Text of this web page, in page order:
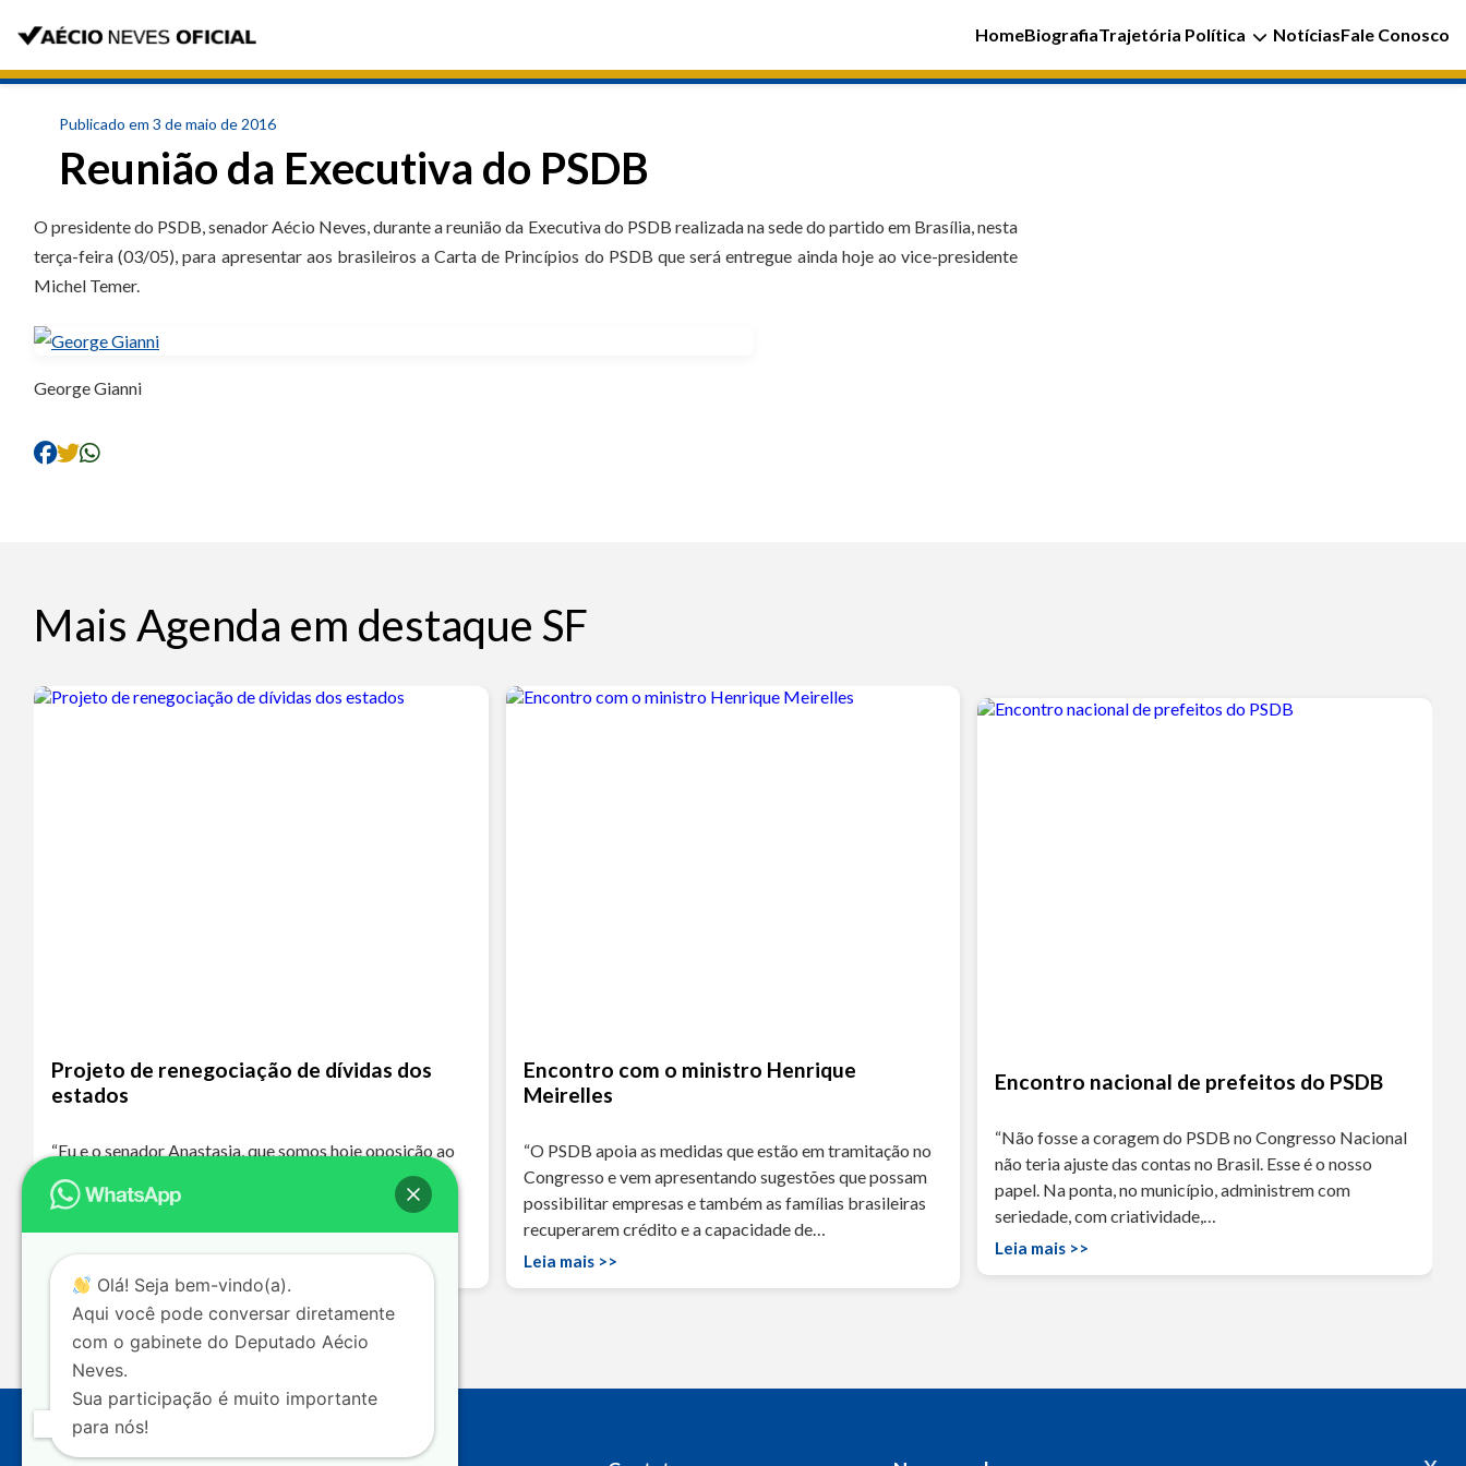
HomeBiografiaTrajetória Política NotíciasFale Conosco
Publicado em 3 de maio de 2016
Reunião da Executiva do PSDB
O presidente do PSDB, senador Aécio Neves, durante a reunião da Executiva do PSDB realizada na sede do partido em Brasília, nesta
terça-feira (03/05), para apresentar aos brasileiros a Carta de Princípios do PSDB que será entregue ainda hoje ao vice-presidente
Michel Temer.
George Gianni
Mais Agenda em destaque SF
Projeto de renegociação de dívidas dos
estados
“Eu e o senador Anastasia, que somos hoje oposição ao
governo de Minas Gerais, que é de um partido de
oposição ao nosso, o PT, votaremos a favor dessa
proposta…
Leia mais >>
Encontro com o ministro Henrique
Meirelles
“O PSDB apoia as medidas que estão em tramitação no
Congresso e vem apresentando sugestões que possam
possibilitar empresas e também as famílias brasileiras
recuperarem crédito e a capacidade de…
Leia mais >>
Encontro nacional de prefeitos do PSDB
“Não fosse a coragem do PSDB no Congresso Nacional
não teria ajuste das contas no Brasil. Esse é o nosso
papel. Na ponta, no município, administrem com
seriedade, com criatividade,…
Leia mais >>
Olá! Seja bem-vindo(a).
Aqui você pode conversar diretamente
com o gabinete do Deputado Aécio
Neves.
Sua participação é muito importante
para nós!